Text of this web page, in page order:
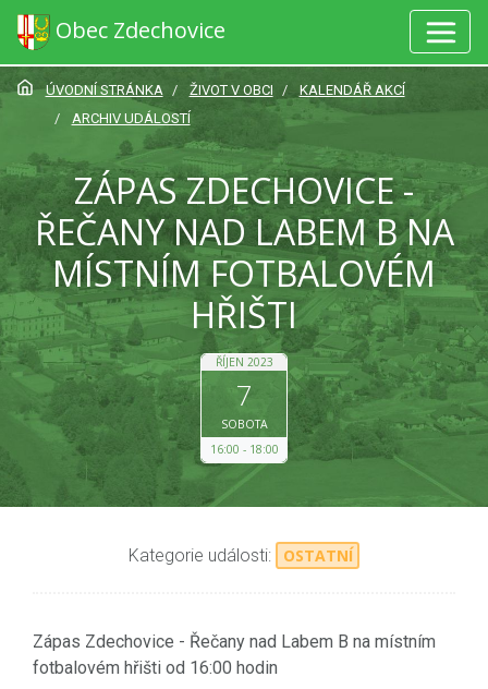
Obec Zdechovice
ÚVODNÍ STRÁNKA ŽIVOT V OBCI
KALENDÁŘ AKCÍ
ARCHIV UDÁLOSTÍ
ZÁPAS ZDECHOVICE -
ŘEČANY NAD LABEM B NA
MÍSTNÍM FOTBALOVÉM
HŘIŠTI
ŘÍJEN 2023
7
SOBOTA
16:00
18:00
Kategorie události: OSTATNÍ
Zápas Zdechovice - Řečany nad Labem B na místním
fotbalovém hřišti od 16:00 hodin